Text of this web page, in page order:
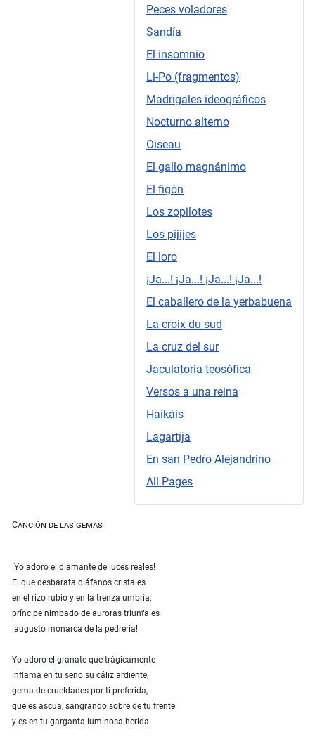
Peces voladores
Sandía
El insomnio
Li-Po (fragmentos)
Madrigales ideográficos
Nocturno alterno
Oiseau
El gallo magnánimo
El figón
Los zopilotes
Los pijijes
El loro
¡Ja...! ¡Ja...! ¡Ja...! ¡Ja...!
El caballero de la yerbabuena
La croix du sud
La cruz del sur
Jaculatoria teosófica
Versos a una reina
Haikáis
Lagartija
En san Pedro Alejandrino
All Pages
Canción de las gemas
¡Yo adoro el diamante de luces reales!
El que desbarata diáfanos cristales
en el rizo rubio y en la trenza umbría;
príncipe nimbado de auroras triunfales
¡augusto monarca de la pedrería!
Yo adoro el granate que trágicamente
inflama en tu seno su cáliz ardiente,
gema de crueldades por ti preferida,
que es ascua, sangrando sobre de tu frente
y es en tu garganta luminosa herida.